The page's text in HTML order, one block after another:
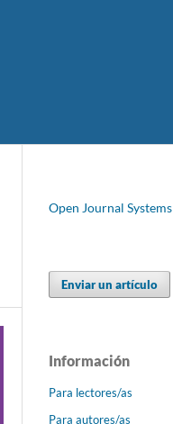
Open Journal Systems
Enviar un artículo
Información
Para lectores/as
Para autores/as